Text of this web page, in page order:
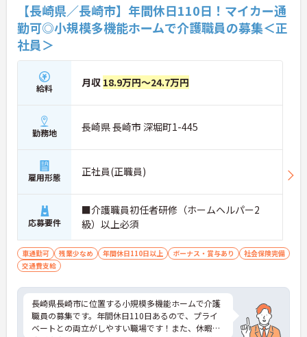
【長崎県／長崎市】年間休日110日！マイカー通
勤可◎小規模多機能ホームで介護職員の募集＜正
社員＞
給料 月収 18.9万円～24.7万円
勤務地 長崎県 長崎市 深堀町1-445
雇用形態 正社員(正職員)
応募要件
■介護職員初任者研修（ホームヘルパー2
級）以上必須
車通勤可 残業少なめ 年間休日110日以上 ボーナス・賞与あり
社会保険完備
交通費支給
長崎県長崎市に位置する小規模多機能ホームで介護
職員の募集です。年間休日110日あるので、プライ
ベートとの両立がしやすい職場です！また、休暇制